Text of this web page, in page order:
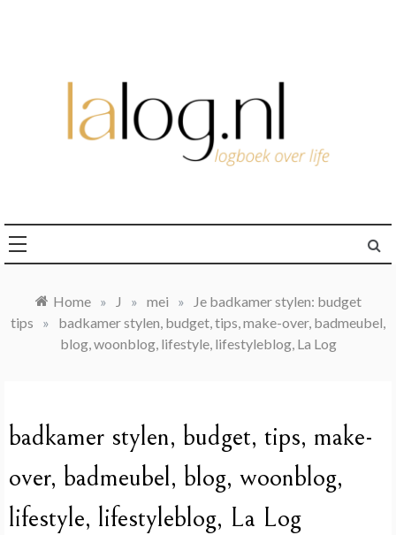
Home » J » mei »
Je badkamer stylen: budget
tips
»
badkamer stylen, budget, tips, make-over, badmeubel,
blog, woonblog, lifestyle, lifestyleblog, La Log
badkamer stylen, budget, tips, make-
over, badmeubel, blog, woonblog,
lifestyle, lifestyleblog, La Log